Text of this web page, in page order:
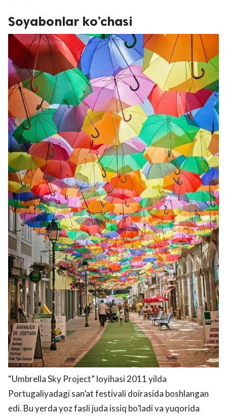
Soyabonlar ko’chasi
“Umbrella Sky Project” loyihasi 2011 yilda
Portugaliyadagi san’at festivali doirasida boshlangan
edi. Bu yerda yoz fasli juda issiq bo’ladi va yuqorida